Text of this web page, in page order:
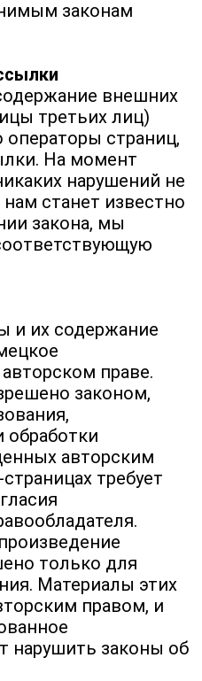
законам
внешних
третьих лиц)
страниц,
На момент
нарушений не
станет известно
закона, мы
и их содержание
праве.
законом,
обработки
авторским
требует
только для
Материалы этих
правом, и
нарушить законы об